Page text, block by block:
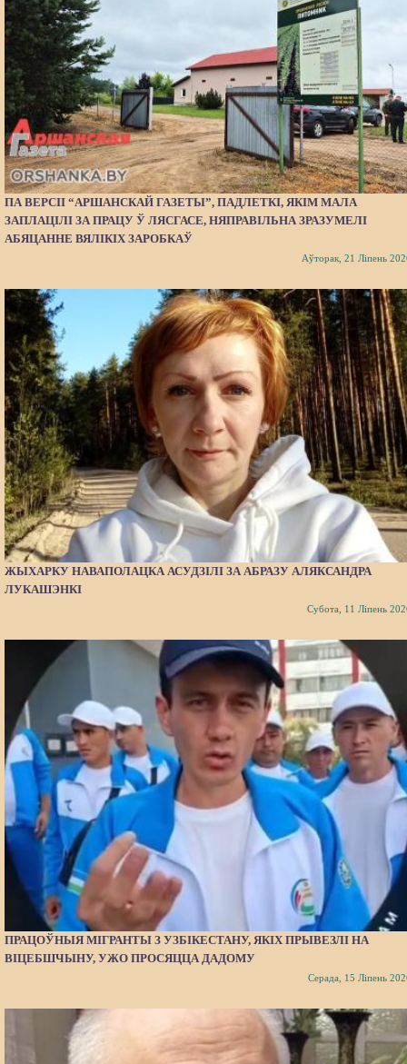
ПА ВЕРСІІ “АРШАНСКАЙ ГАЗЕТЫ”, ПАДЛЕТКІ, ЯКІМ МАЛА
ЗАПЛАЦІЛІ ЗА ПРАЦУ Ў ЛЯСГАСЕ, НЯПРАВІЛЬНА ЗРАЗУМЕЛІ
АБЯЦАННЕ ВЯЛІКІХ ЗАРОБКАЎ
Аўторак, 21 Ліпень
ЖЫХАРКУ НАВАПОЛАЦКА АСУДЗІЛІ ЗА АБРАЗУ АЛЯКСАНДРА
ЛУКАШЭНКІ
Субота, 11 Ліпень
ПРАЦОЎНЫЯ МІГРАНТЫ З УЗБІКЕСТАНУ, ЯКІХ ПРЫВЕЗЛІ НА
ВІЦЕБШЧЫНУ, УЖО ПРОСЯЦЦА ДАДОМУ
Серада, 15 Ліпень